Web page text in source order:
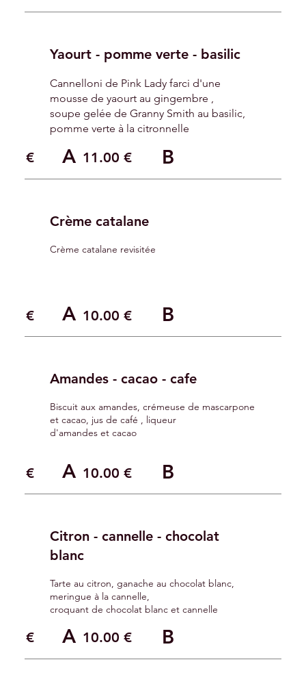
Yaourt - pomme verte - basilic
Cannelloni de Pink Lady farci d'une
mousse de yaourt au gingembre ,
soupe gelée de Granny Smith au basilic,
pomme verte à la citronnelle
0 € 11.00 €
A B
Crème catalane
Crème catalane revisitée
0 € 10.00 €
A B
Amandes - cacao - cafe
Biscuit aux amandes, crémeuse de mascarpone
et cacao, jus de café , liqueur
d'amandes et cacao
€ 10.00 €
A B
Citron - cannelle - chocolat
blanc
Tarte au citron, ganache au chocolat blanc,
meringue à la cannelle,
croquant de chocolat blanc et cannelle
0 € 10.00 €
A B